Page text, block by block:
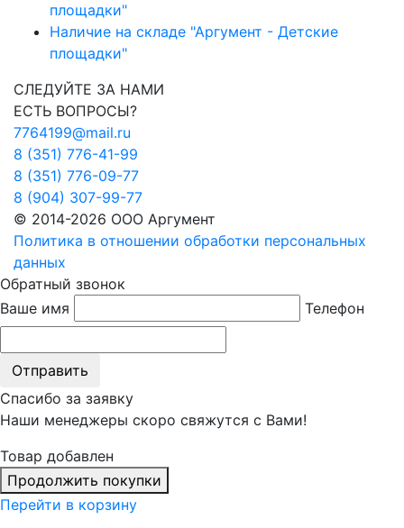
площадки"
Наличие на складе "Аргумент - Детские
площадки"
СЛЕДУЙТЕ ЗА НАМИ
ЕСТЬ ВОПРОСЫ?
7764199@mail.ru
8 (351) 776-41-99
8 (351) 776-09-77
8 (904) 307-99-77
© 2014-2026 ООО Аргумент
Политика в отношении обработки персональных
данных
Обратный звонок
Ваше имя
Телефон
Отправить
Спасибо за заявку
Наши менеджеры скоро свяжутся с Вами!
Товар добавлен
Продолжить покупки
Перейти в корзину